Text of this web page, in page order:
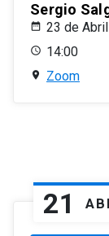
Sergio
23 de
14:00
Zoom
21